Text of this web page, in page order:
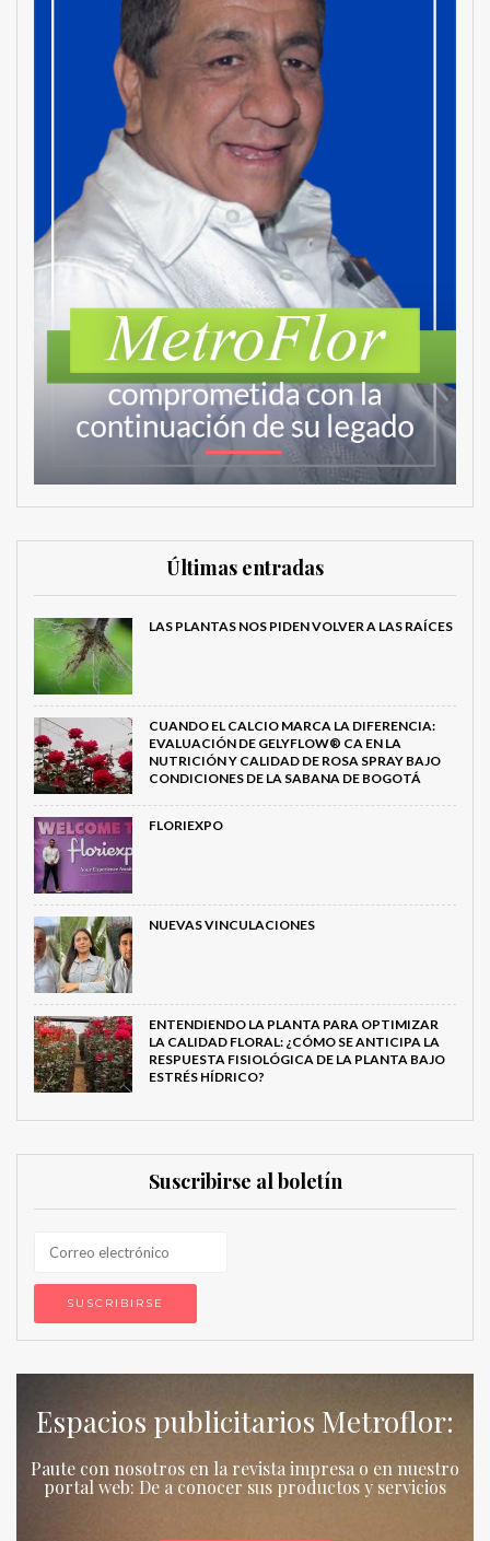
Últimas entradas
LAS PLANTAS NOS PIDEN VOLVER A LAS RAÍCES
CUANDO EL CALCIO MARCA LA DIFERENCIA:
EVALUACIÓN DE GELYFLOW® CA EN LA
NUTRICIÓN Y CALIDAD DE ROSA SPRAY BAJO
CONDICIONES DE LA SABANA DE BOGOTÁ
FLORIEXPO
NUEVAS VINCULACIONES
ENTENDIENDO LA PLANTA PARA OPTIMIZAR
LA CALIDAD FLORAL: ¿CÓMO SE ANTICIPA LA
RESPUESTA FISIOLÓGICA DE LA PLANTA BAJO
ESTRÉS HÍDRICO?
Suscribirse al boletín
Espacios publicitarios Metroflor:
Paute con nosotros en la revista impresa o en nuestro
portal web: De a conocer sus productos y servicios